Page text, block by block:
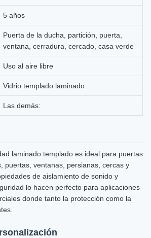
5 años
Puerta de la ducha, partición, puerta,
ventana, cerradura, cercado, casa verde
Uso al aire libre
Vidrio templado laminado
Las demás:
laminado templado es ideal para puertas
puertas, ventanas, persianas, cercas y
de aislamiento de sonido y
lo hacen perfecto para aplicaciones
donde tanto la protección como la